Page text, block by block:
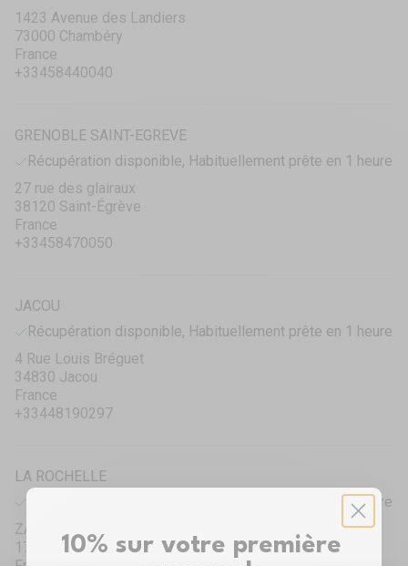
1423 Avenue des Landiers
73000 Chambéry
France
+33458440040
GRENOBLE SAINT-EGREVE
Récupération disponible, Habituellement prête en 1 heure
27 rue des glairaux
38120 Saint-Égrève
France
+33458470050
JACOU
Récupération disponible, Habituellement prête en 1 heure
4 Rue Louis Bréguet
34830 Jacou
France
+33448190297
LA ROCHELLE
Récupération disponible, Habituellement prête en 1 heure
ZAC des Ormeaux
17690 Angoulins
10% sur votre première